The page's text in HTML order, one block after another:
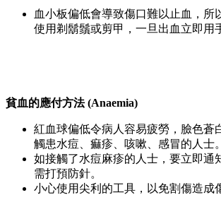
血小板偏低會導致傷口難以止血，所
使用剃鬍鬚或剪甲，一旦出血立即用
貧血的應付方法 (Anaemia)
紅血球偏低令病人容易疲勞，臉色蒼
觸患水痘、痲疹、咳嗽、感冒的人士。
如接觸了水痘麻疹的人士，要立即通
需打預防針。
小心使用尖利的工具，以免割傷造成